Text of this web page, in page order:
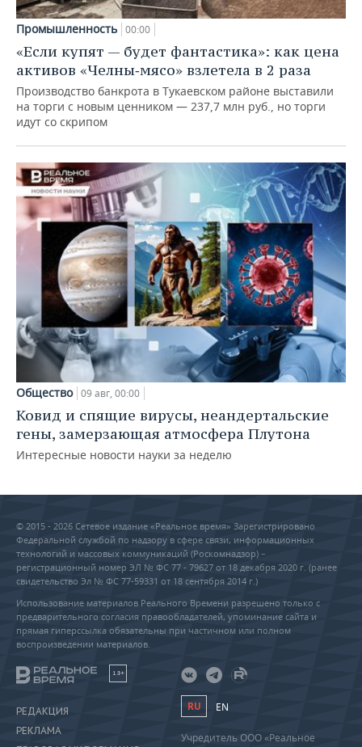
Промышленность 00:00
«Если купят — будет фантастика»: как цена
активов «Челны‑мясо» взлетела в 2 раза
Производство банкрота в Тукаевском районе выставили
на торги с новым ценником — 237,7 млн руб., но торги
идут со скрипом
Общество 09 авг, 00:00
Ковид и спящие вирусы, неандертальские
гены, замерзающая атмосфера Плутона
Интересные новости науки за неделю
© 2015 - 2026 Сетевое издание «Реальное время» Зарегистрировано
Федеральной службой по надзору в сфере связи, информационных
технологий и массовых коммуникаций (Роскомнадзор) –
регистрационный номер ЭЛ № ФС 77 - 79627 от 18 декабря 2020 г. (ранее
свидетельство Эл № ФС 77-59331 от 18 сентября 2014 г.)
Использование материалов Реального Времени разрешено только с
предварительного согласия правообладателей, упоминание сайта и
прямая гиперссылка обязательны при частичном или полном
воспроизведении материалов.
18+
РЕДАКЦИЯ
РЕКЛАМА
RU EN
Учредитель ООО «Реальное